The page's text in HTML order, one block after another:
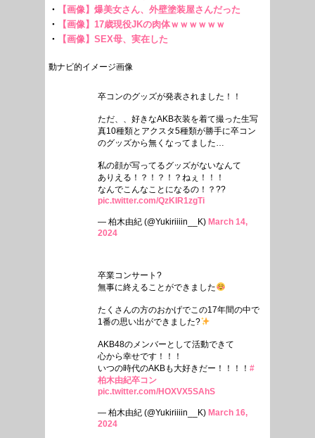
動ナビ的イメージ画像
卒コンのグッズが発表されました！！
ただ、、好きなAKB衣装を着て撮った生写
真10種類とアクスタ5種類が勝手に卒コン
のグッズから無くなってました…
私の顔が写ってるグッズがないなんて
ありえる！？！？！？ねぇ！！！
なんでこんなことになるの！？??
pic.twitter.com/QzKIR1zgTi
— 柏木由紀 (@Yukiriiiin__K) March 14,
2024
卒業コンサート?
無事に終えることができました
たくさんの方のおかげでこの17年間の中で
1番の思い出ができました?
AKB48のメンバーとして活動できて
心から幸せです！！！
いつの時代のAKBも大好きだー！！！！ #
柏木由紀卒コン
pic.twitter.com/HOXVX5SAhS
— 柏木由紀 (@Yukiriiiin__K) March 16,
2024